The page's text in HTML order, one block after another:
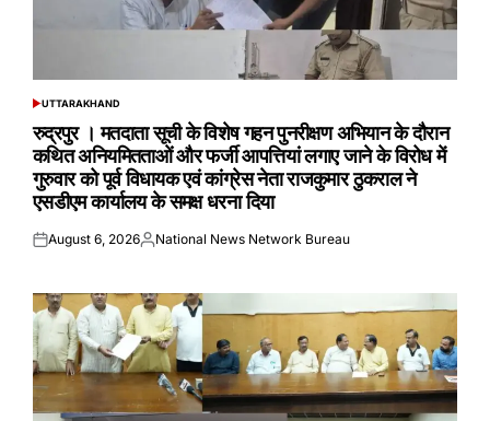
POSTED
UTTARAKHAND
रुद्रपुर । मतदाता सूची के विशेष गहन पुनरीक्षण अभियान के दौरान
कथित अनियमितताओं और फर्जी आपत्तियां लगाए जाने के विरोध में
गुरुवार को पूर्व विधायक एवं कांग्रेस नेता राजकुमार ठुकराल ने
एसडीएम कार्यालय के समक्ष धरना दिया
Posted
August 6, 2026Posted
National News Network Bureau